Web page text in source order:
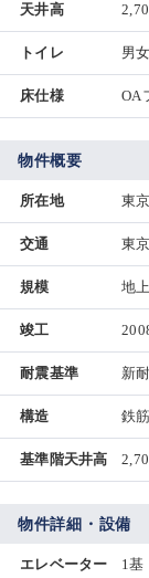
天井高
トイレ 男
床仕様 OA
物件概要
所在地 東
交通 東
規模 地
竣工
耐震基準 新
構造 鉄
基準階天井高
物件詳細・設備
エレベーター 1基